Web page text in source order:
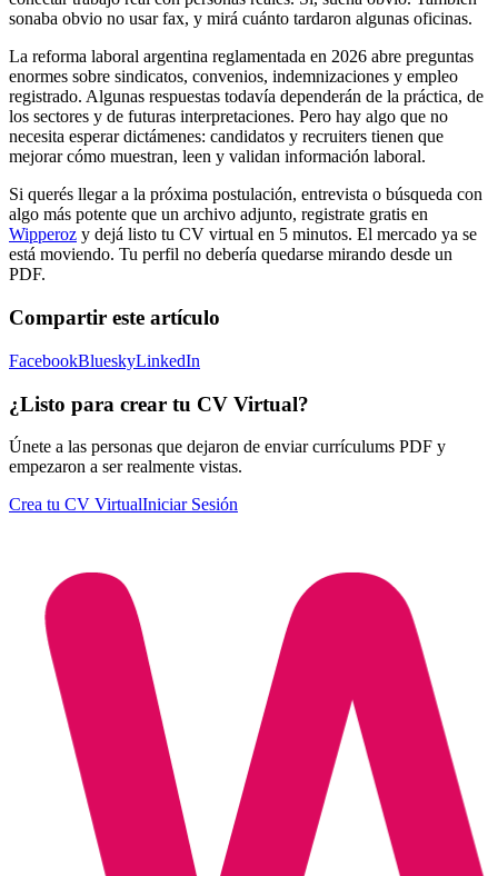
sonaba obvio no usar fax, y mirá cuánto tardaron algunas oficinas.
La reforma laboral argentina reglamentada en 2026 abre preguntas
enormes sobre sindicatos, convenios, indemnizaciones y empleo
registrado. Algunas respuestas todavía dependerán de la práctica, de
los sectores y de futuras interpretaciones. Pero hay algo que no
necesita esperar dictámenes: candidatos y recruiters tienen que
mejorar cómo muestran, leen y validan información laboral.
Si querés llegar a la próxima postulación, entrevista o búsqueda con
algo más potente que un archivo adjunto, registrate gratis en
Wipperoz y dejá listo tu CV virtual en 5 minutos. El mercado ya se
está moviendo. Tu perfil no debería quedarse mirando desde un
PDF.
Compartir este artículo
FacebookBlueskyLinkedIn
¿Listo para crear tu CV Virtual?
Únete a las personas que dejaron de enviar currículums PDF y
empezaron a ser realmente vistas.
Crea tu CV VirtualIniciar Sesión